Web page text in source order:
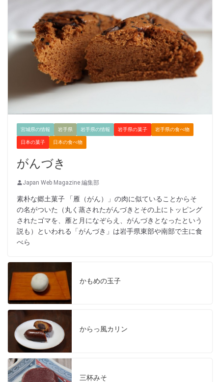
宮城県の情報 岩手県 岩手県の情報 岩手県の菓子 岩手県の食べ物
日本の菓子 日本の食べ物
がんづき
Japan Web Magazine 編集部
素朴な郷土菓子 「雁（がん）」の肉に似ていることからそ
の名がついた（丸く蒸されたがんづきとその上にトッピング
されたゴマを、雁と月になぞらえ、がんづきとなったという
説も）といわれる「がんづき」は岩手県東部や南部で主に食
べら
かもめの玉子
からっ風カリン
三杯みそ